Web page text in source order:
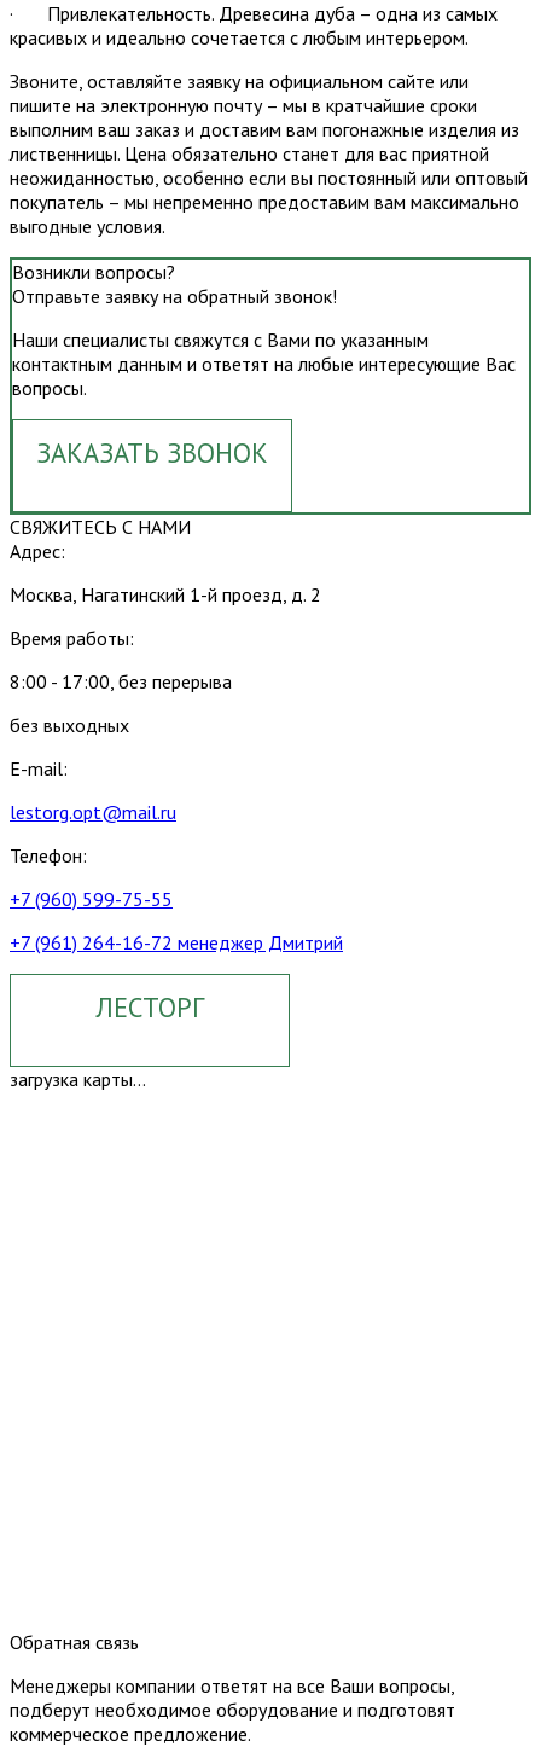
· Привлекательность. Древесина дуба – одна из самых
красивых и идеально сочетается с любым интерьером.
Звоните, оставляйте заявку на официальном сайте или
пишите на электронную почту – мы в кратчайшие сроки
выполним ваш заказ и доставим вам погонажные изделия из
лиственницы. Цена обязательно станет для вас приятной
неожиданностью, особенно если вы постоянный или оптовый
покупатель – мы непременно предоставим вам максимально
выгодные условия.
Возникли вопросы?
Отправьте заявку на обратный звонок!
Наши специалисты свяжутся с Вами по указанным
контактным данным и ответят на любые интересующие Вас
вопросы.
ЗАКАЗАТЬ ЗВОНОК
СВЯЖИТЕСЬ С НАМИ
Адрес:
Москва, Нагатинский 1-й проезд, д. 2
Время работы:
8:00 - 17:00, без перерыва
без выходных
E-mail:
lestorg.opt@mail.ru
Телефон:
+7 (960) 599-75-55
+7 (961) 264-16-72 менеджер Дмитрий
ЛЕСТОРГ
загрузка карты...
Обратная связь
Менеджеры компании ответят на все Ваши вопросы,
подберут необходимое оборудование и подготовят
коммерческое предложение.